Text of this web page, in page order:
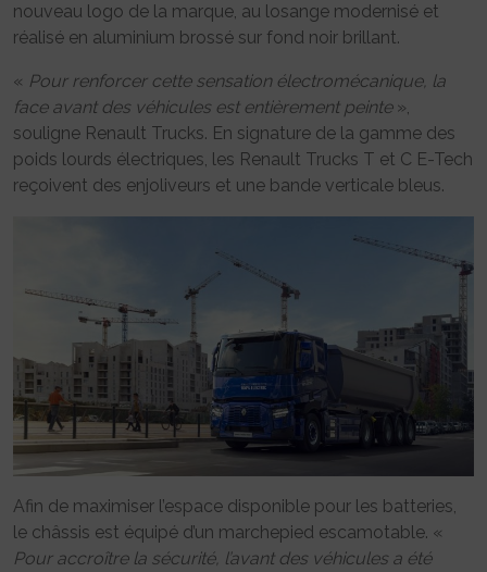
nouveau logo de la marque, au losange modernisé et
réalisé en aluminium brossé sur fond noir brillant.
« Pour renforcer cette sensation électromécanique, la
face avant des véhicules est entièrement peinte»,
souligne Renault Trucks. En signature de la gamme des
poids lourds électriques, les Renault Trucks T et C E-Tech
reçoivent des enjoliveurs et une bande verticale bleus.
Afin de maximiser l’espace disponible pour les batteries,
le châssis est équipé d’un marchepied escamotable. «
Pour accroître la sécurité, l’avant des véhicules a été